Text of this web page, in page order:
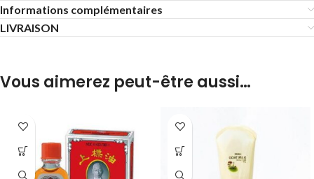
Informations complémentaires
LIVRAISON
Vous aimerez peut-être aussi…